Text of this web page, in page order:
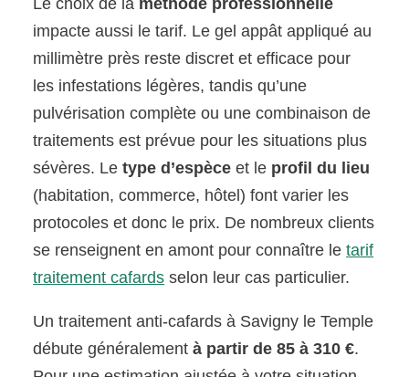
impacte aussi le tarif. Le gel appât appliqué au
millimètre près reste discret et efficace pour
les infestations légères, tandis qu’une
pulvérisation complète ou une combinaison de
traitements est prévue pour les situations plus
sévères. Letype d’espèce et le profil du lieu
(habitation, commerce, hôtel) font varier les
protocoles et donc le prix. De nombreux clients
se renseignent en amont pour connaître letarif
traitement cafards selon leur cas particulier.
Un traitement anti-cafards à Savigny le Temple
débute généralementà partir de 85 à 310 €.